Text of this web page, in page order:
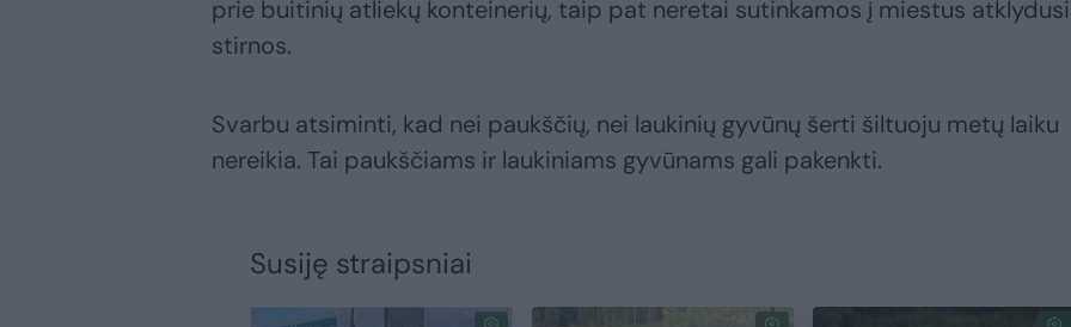
prie buitinių atliekų konteinerių, taip pat neretai sutinkamos į miestus
stirnos.
Svarbu atsiminti, kad nei paukščių, nei laukinių gyvūnų šerti šiltuoju metų laiku
nereikia. Tai paukščiams ir laukiniams gyvūnams gali pakenkti.
Susiję straipsniai